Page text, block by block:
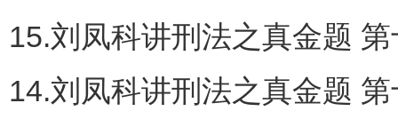
15.刘凤科讲刑法之真金题
14.刘凤科讲刑法之真金题